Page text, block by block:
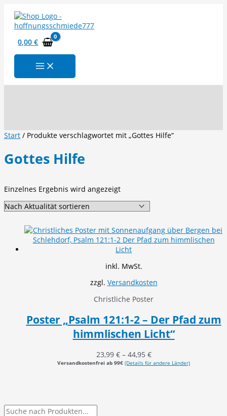
Inhalt
springen
0,00€
P
Start / Produkte verschlagwortet mit „Gottes Hilfe“
Gottes Hilfe
Einzelnes Ergebnis wird angezeigt
inkl. MwSt.
zzgl. Versandkosten
Christliche Poster
Poster „Psalm 121:1-2 – Der Pfad zum
himmlischen Licht“
23,99 €– 44,95 €
Versandkostenfrei ab 99€ (Details für andere Länder)